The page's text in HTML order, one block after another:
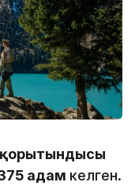
қорытындысы
адам келген.